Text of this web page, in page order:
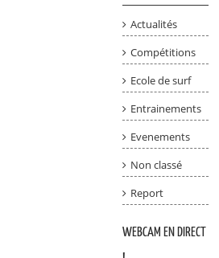
Actualités
Compétitions
Ecole de surf
Entrainements
Evenements
Non classé
Report
WEBCAM EN DIRECT